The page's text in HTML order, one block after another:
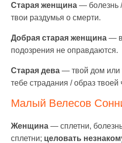
Старая женщина — болезнь
твои раздумья о смерти.
Добрая старая женщина —
подозрения не оправдаются.
Старая дева — твой дом или
тебе страдания / образ твоей
Малый Велесов
Женщина — сплетни,
сплетни; целовать